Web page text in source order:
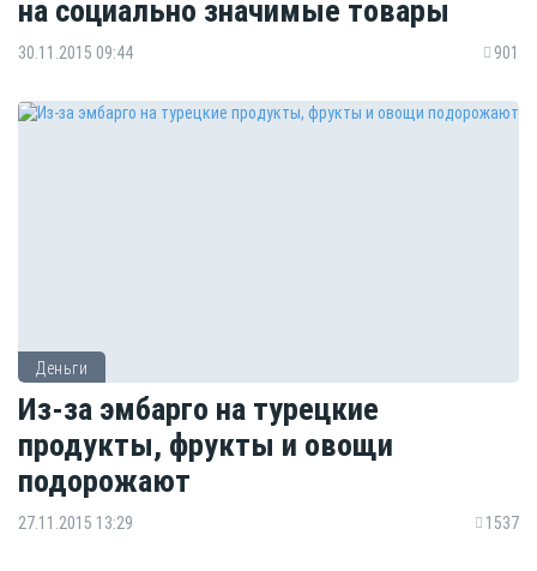
на социально значимые товары
30.11.2015 09:44 901
Деньги
Из-за эмбарго на турецкие
продукты, фрукты и овощи
подорожают
27.11.2015 13:29 1537